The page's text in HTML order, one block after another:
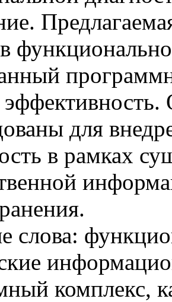
для
в рамках
слова:
комплекс,